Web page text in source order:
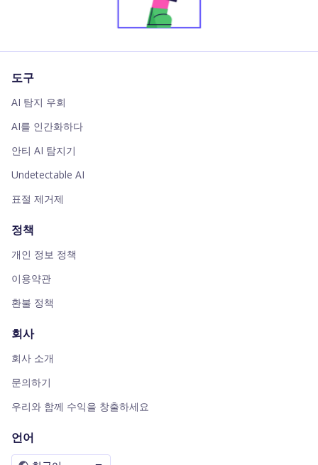
도구
AI 탐지 우회
AI를 인간화하다
안티 AI 탐지기
Undetectable AI
표절 제거제
정책
개인 정보 정책
이용약관
환불 정책
회사
회사 소개
문의하기
우리와 함께 수익을 창출하세요
언어